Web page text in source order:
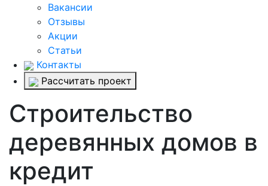
Вакансии
Отзывы
Акции
Статьи
Контакты
Рассчитать проект
Строительство
деревянных домов в
кредит